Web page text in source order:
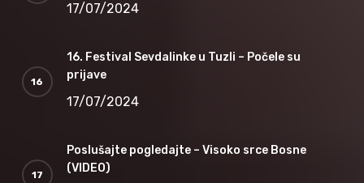
17/07/2024
16. Festival Sevdalinke u Tuzli – Počele su
prijave
17/07/2024
Poslušajte pogledajte – Visoko srce Bosne
(VIDEO)